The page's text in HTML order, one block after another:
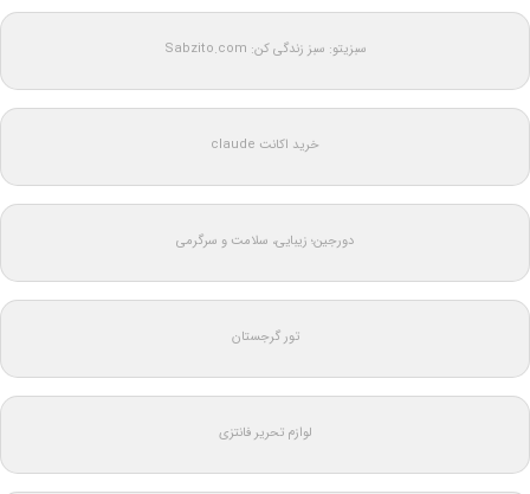
سبزیتو: سبز زندگی کن: Sabzito.com
خرید اکانت claude
دورجین؛ زیبایی، سلامت و سرگرمی
تور گرجستان
لوازم تحریر فانتزی